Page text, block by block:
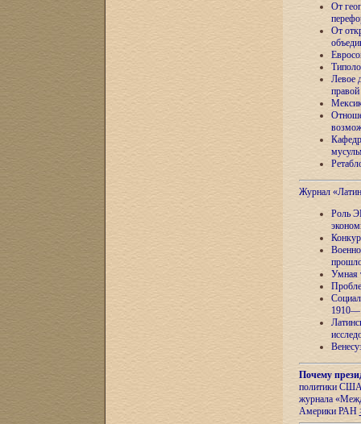
От
От
Левое
Журнал
Роль
Умная
Почему
политики США
журнала
Америки РАН